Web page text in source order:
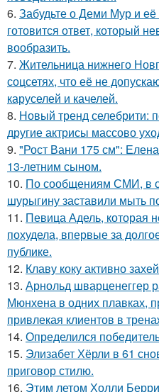
6. Забудьте о Деми Мур и
готовится ответ, который
вообразить.
7. Жительница нижнего
соцсетях, что её не
каруселей и качелей.
8. Новый тренд селебрити:
другие актрисы массово
9. "Рост Вани 175 см":
13-летним сыном.
10. По сообщениям СМИ, в
шурыгину заставили мыть
11. Певица Адель, которая
похудела, впервые за
публике.
12. Клаву коку активно
13. Арнольд шварценеггер
Мюнхена в одних плавках,
привлекая клиентов в
14. Определился
15. Элизабет Хёрли в 61
приговор стилю.
16. Этим летом Холли